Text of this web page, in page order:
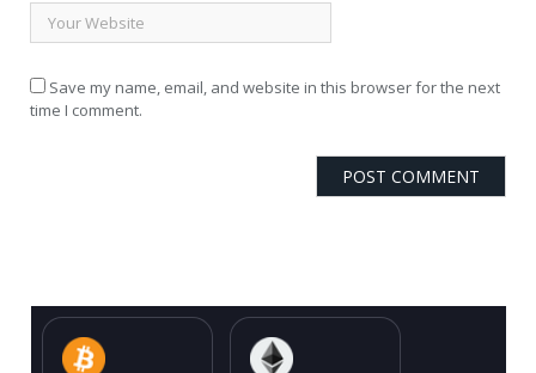
Save my name, email, and website in this browser for the next
time I comment.